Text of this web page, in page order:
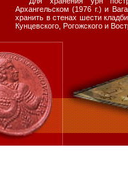
Архангельском (1976 г.) и
хранить в стенах шести
Кунцевского, Рогожского и